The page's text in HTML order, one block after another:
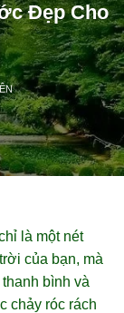
Đẹp Cho
là một nét
của bạn, mà
bình và
chảy róc rách